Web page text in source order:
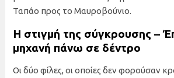
Ταπάο προς το Μαυροβούνιο.
Η στιγμή της σύγκρουσης –
μηχανή πάνω σε δέντρο
Οι δύο φίλες, οι οποίες δεν φορούσαν